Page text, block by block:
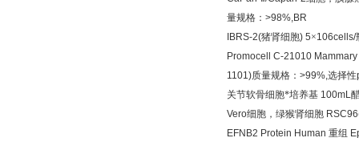
量规格： >98%,BR
IBRS-2(猪肾细胞) 5×106cells/
Promocell C-21010
1101)质量规格： >99%,选择性
关节软骨细胞*培养基 100mL
Vero细胞，绿猴肾细胞
EFNB2 Protein Human 重组